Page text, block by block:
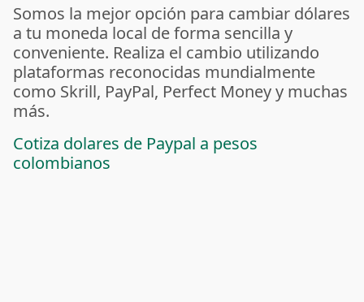
Somos la mejor opción para cambiar dólares
a tu moneda local de forma sencilla y
conveniente. Realiza el cambio utilizando
plataformas reconocidas mundialmente
como Skrill, PayPal, Perfect Money y muchas
más.
Cotiza dolares de Paypal a pesos
colombianos